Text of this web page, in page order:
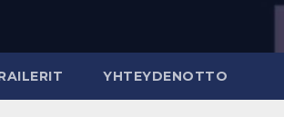
YHTEYDENOTTO